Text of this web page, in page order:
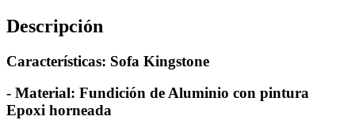
Descripción
Características: Sofa Kingstone
- Material: Fundición de Aluminio con pintura
Epoxi horneada